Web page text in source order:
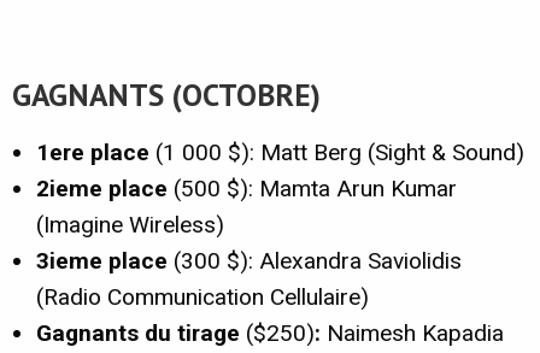
GAGNANTS (OCTOBRE)
1ere place (1 000 $): Matt Berg (Sight & Sound)
2ieme place (500 $): Mamta Arun Kumar
(Imagine Wireless)
3ieme place (300 $): Alexandra Saviolidis
(Radio Communication Cellulaire)
Gagnants du tirage ($250): Naimesh Kapadia